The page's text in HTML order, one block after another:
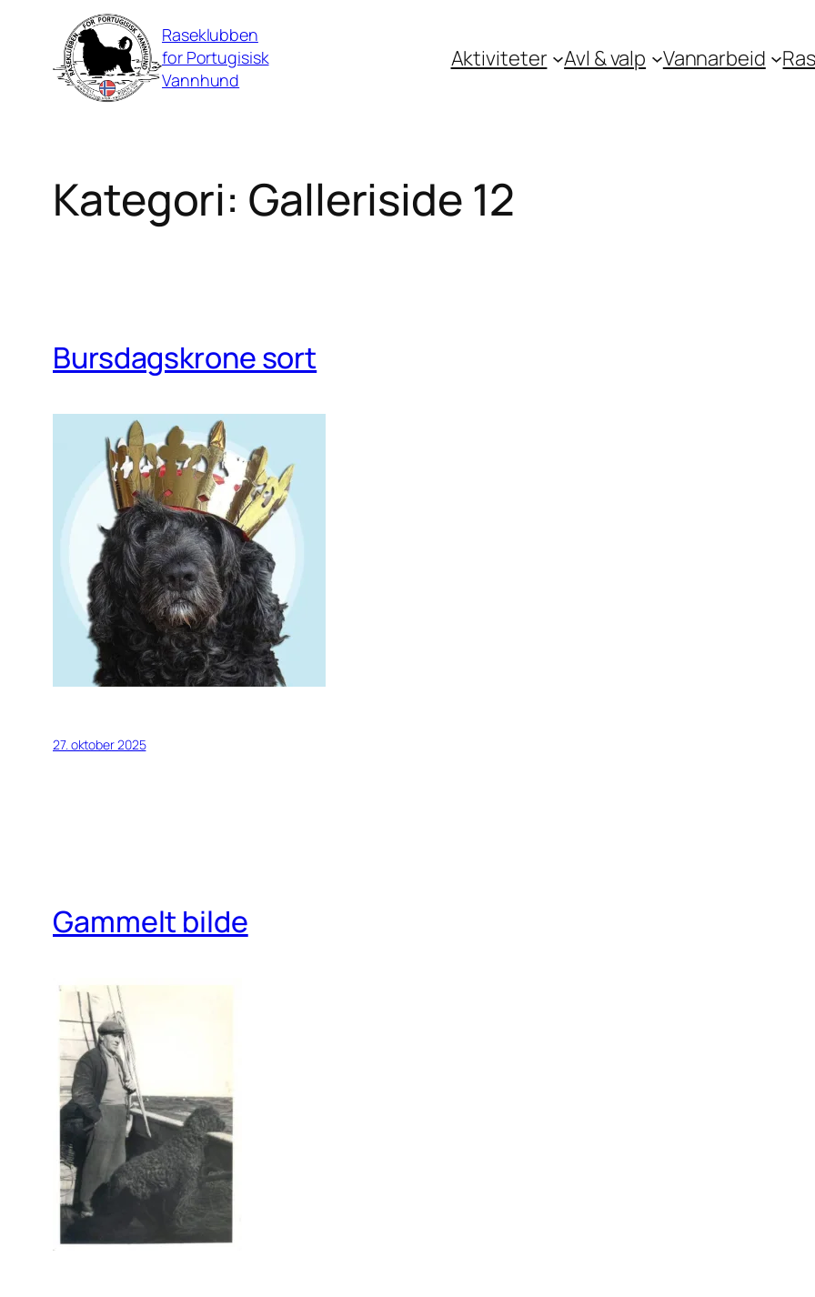
innhold
Raseklubben
for Portugisisk
Vannhund
Aktiviteter Avl & valp Vannarbeid
Kategori: Galleriside 12
Bursdagskrone sort
27. oktober 2025
Gammelt bilde